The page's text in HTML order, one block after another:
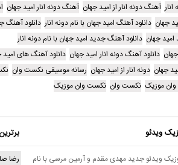
آهنگ دونه انار از امید جهان آهنگ دونه انار امید جهان
جهان دانلود آهنگ امید جهان با نام دونه انار دانلود آهنگ
جهان دانلود آهنگ جدید امید جهان با نام دونه انار
دانلود آهنگ دونه انار امید جهان دانلود آهنگ های
جهان دونه انار از امید جهان رسانه موسیقی نکست وان
موزیک نکست وان نکست وان موزیک
ویدئو
ویدئو جدید مهدی مقدم و آرمین مرسی با نام
رضا